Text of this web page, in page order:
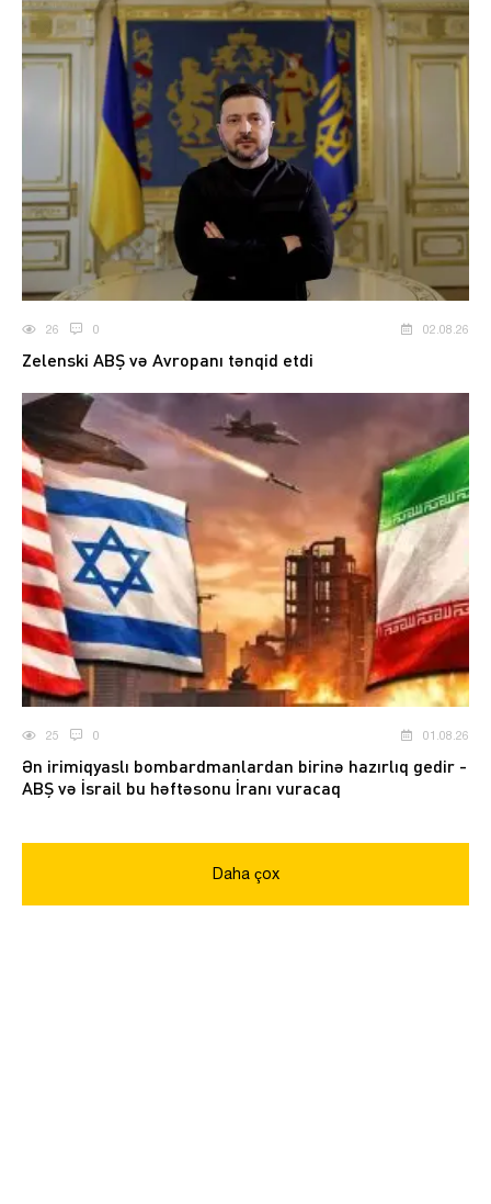
26 0 02.08.26
Zelenski ABŞ və Avropanı tənqid etdi
25 0 01.08.26
Ən irimiqyaslı bombardmanlardan birinə hazırlıq gedir -
ABŞ və İsrail bu həftəsonu İranı vuracaq
Daha çox